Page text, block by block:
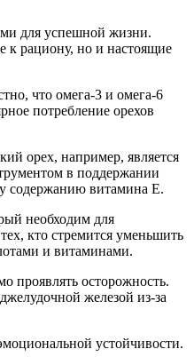
для успешной жизни.
к рациону, но и настоящие
что омега-3 и омега-6
потребление орехов
орех, например, является
в поддержании
содержанию витамина E.
необходим для
кто стремится уменьшить
и витаминами.
проявлять осторожность.
железой из-за
устойчивости.